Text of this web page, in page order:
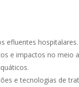
efluentes hospitalares.
e impactos no meio
e tecnologias de